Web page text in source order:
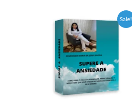
Sale!
preço
original
era:
R$ 50,00.
atual
é:
R$ 45,00.